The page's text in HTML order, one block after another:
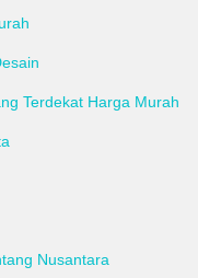
Terdekat Harga Murah
Nusantara